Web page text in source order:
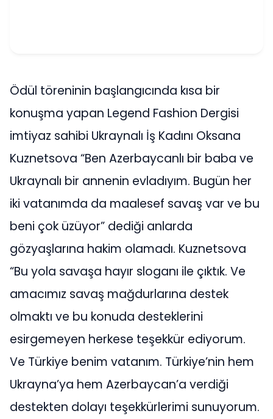
Ödül töreninin başlangıcında kısa bir
konuşma yapan Legend Fashion Dergisi
imtiyaz sahibi Ukraynalı İş Kadını Oksana
Kuznetsova “Ben Azerbaycanlı bir baba ve
Ukraynalı bir annenin evladıyım. Bugün her
iki vatanımda da maalesef savaş var ve bu
beni çok üzüyor” dediği anlarda
gözyaşlarına hakim olamadı. Kuznetsova
“Bu yola savaşa hayır sloganı ile çıktık. Ve
amacımız savaş mağdurlarına destek
olmaktı ve bu konuda desteklerini
esirgemeyen herkese teşekkür ediyorum.
Ve Türkiye benim vatanım. Türkiye’nin hem
Ukrayna’ya hem Azerbaycan’a verdiği
destekten dolayı teşekkürlerimi sunuyorum.